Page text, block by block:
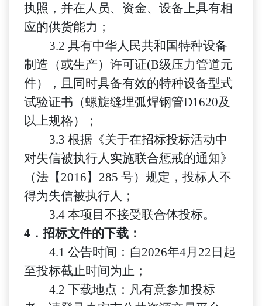
执照，并在人员、资金、设备上具有相
应的供货能力；
3.2 具有中华人民共和国特种设备
制造（或生产）许可证(B级压力管道元
件），且同时具备有效的特种设备型式
试验证书（螺旋缝埋弧焊钢管D1620及
以上规格）；
3.3 根据《关于在招标投标活动中
对失信被执行人实施联合惩戒的通知》
（法【2016】285 号）规定，投标人不
得为失信被执行人；
3.4 本项目不接受联合体投标。
4．招标文件的下载：
4.1 公告时间： 自2026年4月 22 日起
至投标截止时间为止 ；
4.2 下载地点：凡有意参加投标